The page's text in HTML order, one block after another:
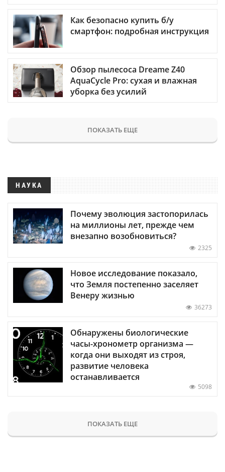
Как безопасно купить б/у
смартфон: подробная инструкция
Обзор пылесоса Dreame Z40
AquaCycle Pro: сухая и влажная
уборка без усилий
ПОКАЗАТЬ ЕЩЕ
НАУКА
Почему эволюция застопорилась
на миллионы лет, прежде чем
внезапно возобновиться?
2325
Новое исследование показало,
что Земля постепенно заселяет
Венеру жизнью
36273
Обнаружены биологические
часы-хронометр организма —
когда они выходят из строя,
развитие человека
останавливается
5098
ПОКАЗАТЬ ЕЩЕ